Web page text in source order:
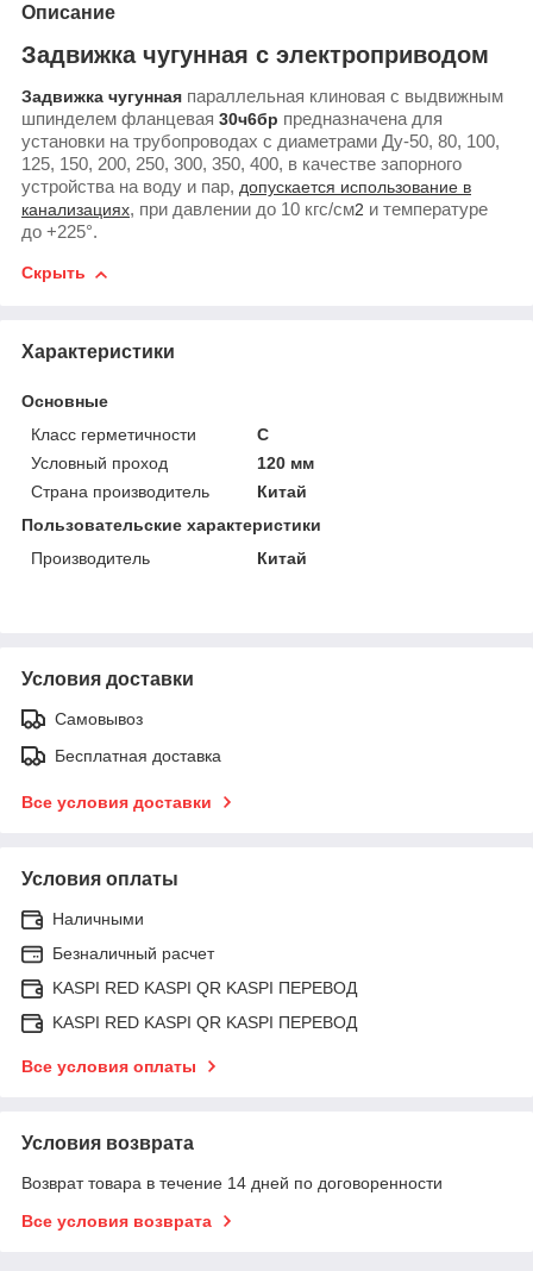
Описание
Задвижка чугунная с электроприводом
Задвижка чугунная параллельная клиновая с выдвижным
шпинделем фланцевая 30ч6бр предназначена для
установки на трубопроводах с диаметрами Ду-50, 80, 100,
125, 150, 200, 250, 300, 350, 400, в качестве запорного
устройства на воду и пар, допускается использование в
канализациях, при давлении до 10 кгс/см2 и температуре
до +225°.
Скрыть
Характеристики
Основные
Класс герметичности
С
Условный проход
120 мм
Страна производитель
Китай
Пользовательские характеристики
Производитель
Китай
Условия доставки
Самовывоз
Бесплатная доставка
Все условия доставки
Условия оплаты
Наличными
Безналичный расчет
KASPI RED KASPI QR KASPI ПЕРЕВОД
KASPI RED KASPI QR KASPI ПЕРЕВОД
Все условия оплаты
Условия возврата
Возврат товара в течение 14 дней по договоренности
Все условия возврата